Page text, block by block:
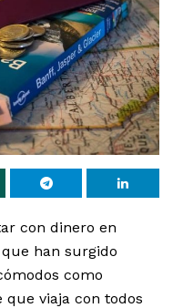
con dinero en
han surgido
como
que viaja con todos